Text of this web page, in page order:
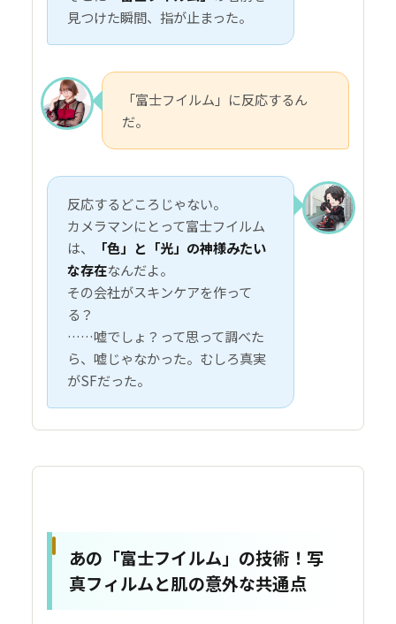
見つけた瞬間、指が止まった。
「富士フイルム」に反応するん
だ。
反応するどころじゃない。
カメラマンにとって富士フイルム
は、
「色」と「光」の神様みたい
な存在なんだよ。
その会社がスキンケアを作って
る？
……嘘でしょ？って思って調べた
ら、嘘じゃなかった。むしろ真実
がSFだった。
あの「富士フイルム」の技術！写
真フィルムと肌の意外な共通点